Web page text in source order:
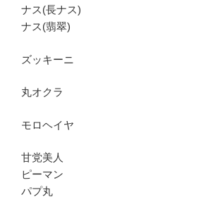
ナス(長ナス)
ナス(翡翠)
ズッキーニ
丸オクラ
モロヘイヤ
甘党美人
ピーマン
パプ丸